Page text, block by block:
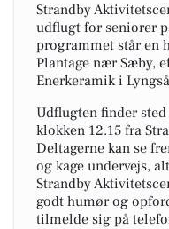
Strandby
udflugt for seniorer
programmet står en
Plantage nær Sæby,
Enerkeramik i
Udflugten finder
klokken 12.15 fra
Deltagerne kan se
og kage undervejs,
Strandby
godt humør og
tilmelde sig på